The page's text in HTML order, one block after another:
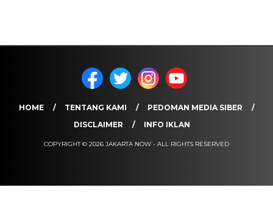
HOME TENTANG KAMI
PEDOMAN MEDIA SIBER
DISCLAIMER
INFO IKLAN
COPYRIGHT © 2026 JAKARTA NOW - ALL RIGHTS RESERVED